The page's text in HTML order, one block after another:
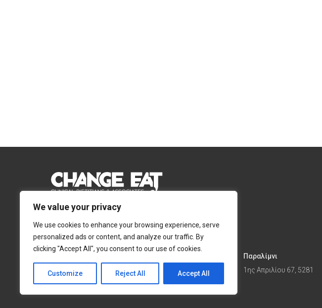
We value your privacy
We use cookies to enhance your browsing experience, serve
personalized ads or content, and analyze our traffic. By
clicking "Accept All", you consent to our use of cookies.
Customize Reject All Accept All
Email:Info@changeeat.com.cy
Telephone: 77 77 77 51
Αγίας Άννας 4, 2054,
Αγίας Φυλάξεως 32,
Παραλίμνι
1ης Απριλίου 67, 5281